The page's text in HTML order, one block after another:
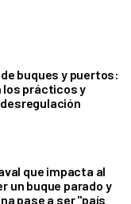
buques y puertos:
los prácticos y
que impacta al
un buque parado y
pase a ser "país